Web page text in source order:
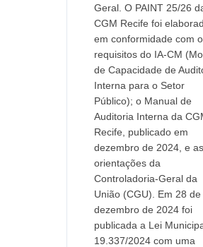
Geral. O PAINT 25/26
CGM Recife foi
em conformidade com
requisitos do IA-CM
de Capacidade de
Interna para o Setor
Público); o Manual de
Auditoria Interna da
Recife, publicado em
dezembro de 2024, e as
orientações da
Controladoria-Geral da
União (CGU). Em 28 de
dezembro de 2024 foi
publicada a Lei
19.337/2024 com uma